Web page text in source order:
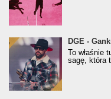
donGURALesko z
Klasyczny/
(Popkillery 2023)
DGE -
To właśnie
sagę, która